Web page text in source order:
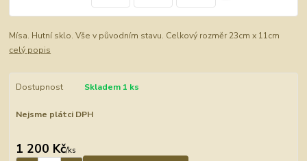
Mísa. Hutní sklo. Vše v původním stavu. Celkový rozměr 23cm x 11cm
celý popis
Dostupnost Skladem 1 ks
Nejsme plátci DPH
1 200 Kč/ks